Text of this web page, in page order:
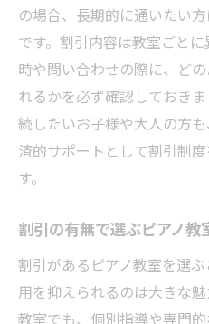
の場合、長期的に通いたい
です。割引内容は教室ごと
時や問い合わせの際に、ど
れるかを必ず確認しておき
続したいお子様や大人の方
済的サポートとして割引制
す。
割引の有無で選ぶピアノ教
割引があるピアノ教室を選
用を抑えられるのは大きな
教室でも、個別指導や専門